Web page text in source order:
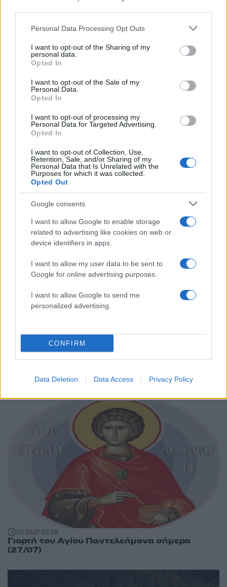
Please note that this website/app uses one or more Google
not limited to your visit or usage behaviour. You may click to
grant or deny consent to Google and its third-party tags to
use your data for below specified purposes in below Google
consent section.
Personal Data Processing Opt Outs
I want to opt-out of the Sharing of my
personal data.
Opted In
I want to opt-out of the Sale of my
Personal Data.
Opted In
I want to opt-out of processing my
Personal Data for Targeted Advertising.
Opted In
I want to opt-out of Collection, Use,
Retention, Sale, and/or Sharing of my
Personal Data that Is Unrelated with the
Purposes for which it was collected.
Opted Out
Google consents
I want to allow Google to enable storage
related to advertising like cookies on web or
device identifiers in apps.
I want to allow my user data to be sent to
Google for online advertising purposes.
I want to allow Google to send me
personalized advertising.
CONFIRM
Data Deletion Data Access Privacy Policy
12:0302.07.20
Βόλος: Αξέχαστη ονομαστική γιορτή με ένα
μέσα στο σπίτι του
κόρη του Σοφία
10:2027.07.19
Γιορτή του Αγίου Παντελεήμονα σήμερα
(27/07)